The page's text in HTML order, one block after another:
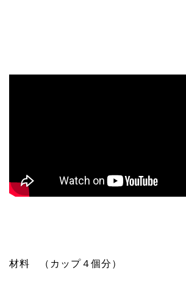
材料 （カップ４個分）